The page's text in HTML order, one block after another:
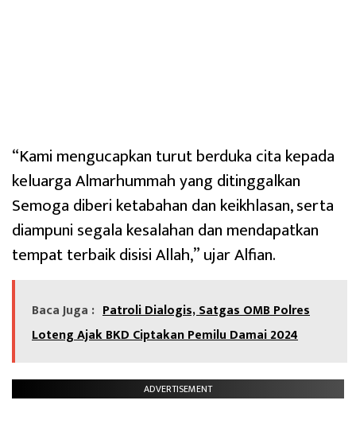
“Kami mengucapkan turut berduka cita kepada
keluarga Almarhummah yang ditinggalkan
Semoga diberi ketabahan dan keikhlasan, serta
diampuni segala kesalahan dan mendapatkan
tempat terbaik disisi Allah,” ujar Alfian.
Baca Juga : Patroli Dialogis, Satgas OMB Polres
Loteng Ajak BKD Ciptakan Pemilu Damai 2024
ADVERTISEMENT